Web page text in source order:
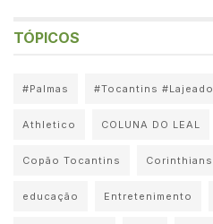
TÓPICOS
#Palmas #Tocantins #Lajeado
Athletico COLUNA DO LEAL
Copão Tocantins Corinthians
educação Entretenimento